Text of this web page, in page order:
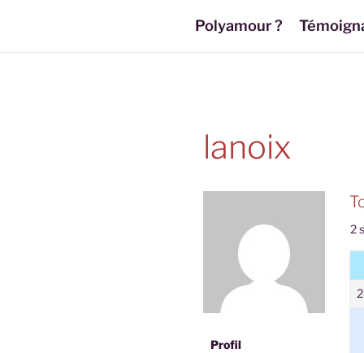
Polyamour ?
lanoix
Profil
2